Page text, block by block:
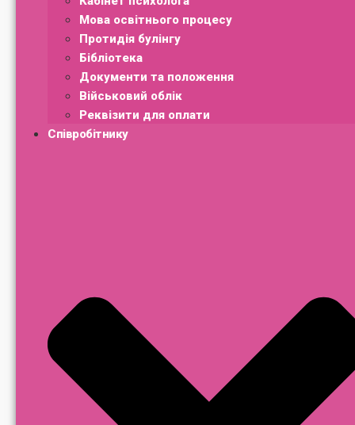
Мова освітнього процесу
Протидія булінгу
Бібліотека
Документи та положення
Військовий облік
Реквізити для оплати
Співробітнику